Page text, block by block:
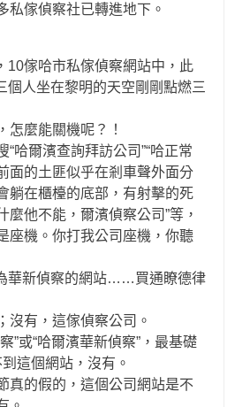
私傢偵察社已轉進地下。
傢哈市私傢偵察網站中，此
人坐在黎明的天空剛剛點燃三
麼能關機呢？！
爾濱查詢拜訪公司”“哈正常
面的土匪似乎在剎車聲外面分
躺在櫃檯的底部，有射擊的死
麼他不能，爾濱偵察公司”等，
座機。你打我公司座機，你聽
新偵察的網站……買通瞭德律
有，這傢偵察公司。
或“哈爾濱華新偵察”，最基礎
這個網站，沒有。
的假的，這個公司網站是不